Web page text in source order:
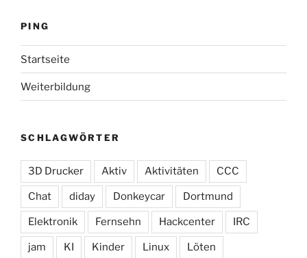
PING
Startseite
Weiterbildung
SCHLAGWÖRTER
3D Drucker Aktiv Aktivitäten CCC
Chat diday Donkeycar Dortmund
Elektronik Fernsehn Hackcenter IRC
jam KI Kinder Linux Löten